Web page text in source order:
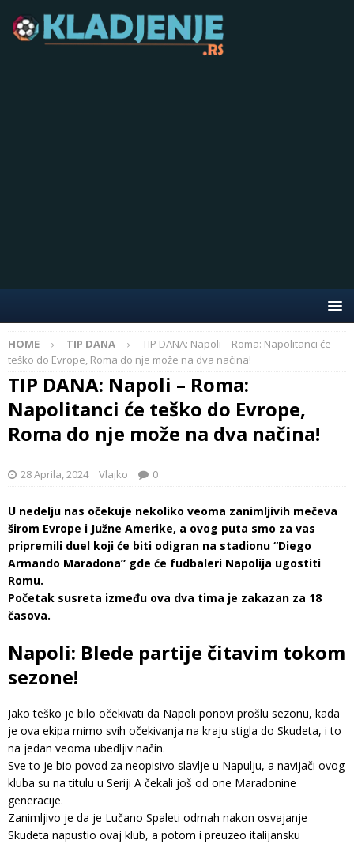
HOME TIP DANA
TIP DANA: Napoli – Roma: Napolitanci će
teško do Evrope, Roma do nje može na dva načina!
TIP DANA: Napoli – Roma:
Napolitanci će teško do Evrope,
Roma do nje može na dva načina!
28 Aprila, 2024 Vlajko 0
U nedelju nas očekuje nekoliko veoma zanimljivih mečeva
širom Evrope i Južne Amerike, a ovog puta smo za vas
pripremili duel koji će biti odigran na stadionu “Diego
Armando Maradona” gde će fudbaleri Napolija ugostiti
Romu.
Početak susreta između ova dva tima je zakazan za 18
časova.
Napoli: Blede partije čitavim tokom
sezone!
Jako teško je bilo očekivati da Napoli ponovi prošlu sezonu, kada
je ova ekipa mimo svih očekivanja na kraju stigla do Skudeta, i to
na jedan veoma ubedljiv način.
Sve to je bio povod za neopisivo slavlje u Napulju, a navijači ovog
kluba su na titulu u Seriji A čekali još od one Maradonine
generacije.
Zanimljivo je da je Lučano Spaleti odmah nakon osvajanje
Skudeta napustio ovaj klub, a potom i preuzeo italijansku